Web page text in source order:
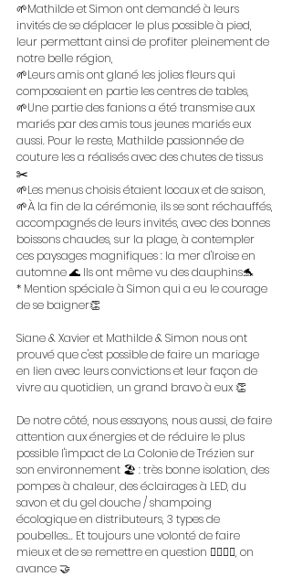
🌱Mathilde et Simon ont demandé à leurs
invités de se déplacer le plus possible à pied,
leur permettant ainsi de profiter pleinement de
notre belle région,
🌱Leurs amis ont glané les jolies fleurs qui
composaient en partie les centres de tables,
🌱Une partie des fanions a été transmise aux
mariés par des amis tous jeunes mariés eux
aussi. Pour le reste, Mathilde passionnée de
couture les a réalisés avec des chutes de tissus
✂️
🌱Les menus choisis étaient locaux et de saison,
🌱À la fin de la cérémonie, ils se sont réchauffés,
accompagnés de leurs invités, avec des bonnes
boissons chaudes, sur la plage, à contempler
ces paysages magnifiques : la mer d'Iroise en
automne 🌊 Ils ont même vu des dauphins🐬
* Mention spéciale à Simon qui a eu le courage
de se baigner👏
Siane & Xavier et Mathilde & Simon nous ont
prouvé que c'est possible de faire un mariage
en lien avec leurs convictions et leur façon de
vivre au quotidien, un grand bravo à eux 👏
De notre côté, nous essayons, nous aussi, de faire
attention aux énergies et de réduire le plus
possible l'impact de La Colonie de Trézien sur
son environnement 🏖️ : très bonne isolation, des
pompes à chaleur, des éclairages à LED, du
savon et du gel douche / shampoing
écologique en distributeurs, 3 types de
poubelles... Et toujours une volonté de faire
mieux et de se remettre en question 🚶‍♀️🙋‍♀️, on
avance 🤝